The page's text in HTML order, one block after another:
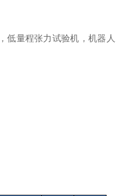
低量程张力试验机 ，机器人